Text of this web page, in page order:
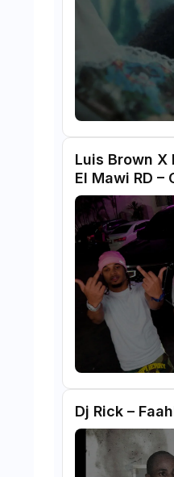
Luis Brown X
El Mawi RD –
Dj Rick –